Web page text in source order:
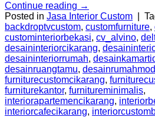
Continue reading →
Posted in Jasa Interior Custom
backdroptvcustom, customfurniture,
custominteriorbekasi, cv_alvino,
desaininteriorcikarang,
desaininteriorrumah,
desainruangtamu,
furniturecustomcikarang,
furniturekantor, furnitureminimalis,
interiorapartemencikarang,
interiorcafecikarang,